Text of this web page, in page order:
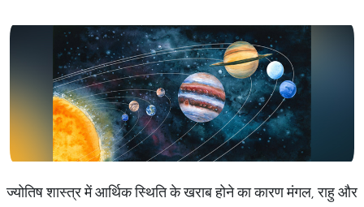
ज्योतिष शास्त्र में आर्थिक स्थिति के खराब होने का कारण मंगल, राहु और